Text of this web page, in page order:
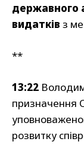
державного
видатків з
**
13:22
призначення
розвитку